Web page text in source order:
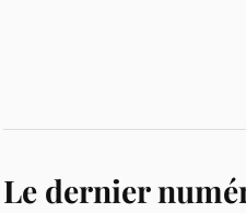
Le dernier